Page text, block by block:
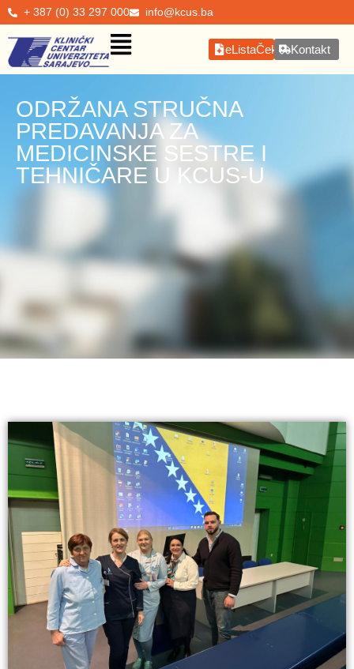
+ 387 (0) 33 297 000 info@kcus.ba
eListaČekanjaKontakt
ODRŽANA STRUČNA
PREDAVANJA ZA
MEDICINSKE SESTRE I
TEHNIČARE U KCUS-U